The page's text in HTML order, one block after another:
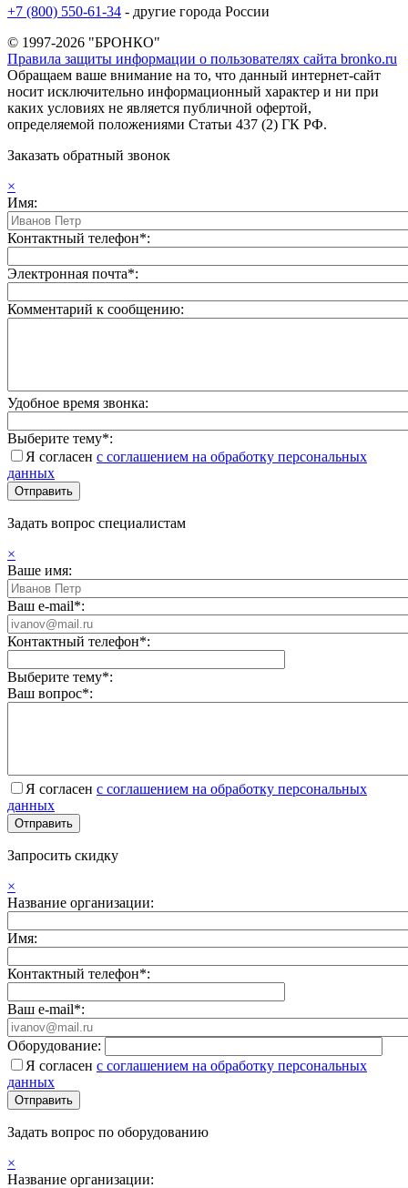
+7 (800) 550-61-34 - другие города России
© 1997-2026 "БРОНКО"
Правила защиты информации о пользователях сайта bronko.ru
Обращаем ваше внимание на то, что данный интернет-сайт
носит исключительно информационный характер и ни при
каких условиях не является публичной офертой,
определяемой положениями Статьи 437 (2) ГК РФ.
Заказать обратный звонок
×
Имя:
Контактный телефон*:
Электронная почта*:
Комментарий к сообщению:
Удобное время звонка:
Выберите тему*:
Я согласен с соглашением на обработку персональных
данных
Задать вопрос специалистам
×
Ваше имя:
Ваш e-mail*:
Контактный телефон*:
Выберите тему*:
Ваш вопрос*:
Я согласен с соглашением на обработку персональных
данных
Запросить скидку
×
Название организации:
Имя:
Контактный телефон*:
Ваш e-mail*:
Оборудование:
Я согласен с соглашением на обработку персональных
данных
Задать вопрос по оборудованию
×
Название организации: